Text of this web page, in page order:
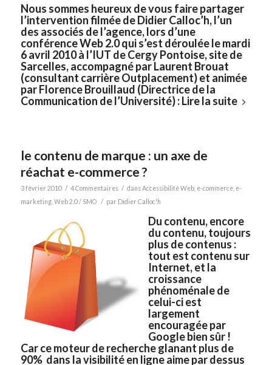
Nous sommes heureux de vous faire partager
l’intervention filmée deDidier Calloc’h, l’un
des associés de l’agence, lors d’une
conférence Web 2.0 qui s’est déroulée le mardi
6 avril 2010 à l’IUT de Cergy Pontoise, site de
Sarcelles, accompagné parLaurent Brouat
(consultant carrière Outplacement) et animée
par Florence Brouillaud (Directrice de la
Communication de l’Université) :Lire la suite
le contenu de marque : un axe de
réachat e-commerce ?
3 février 2010 / 4 Commentaires / dansAccessibilité Web, e-commerce, e-
marketing, Web 2.0 / SMO / par Didier Calloc'h
Du contenu, encore
du contenu, toujours
plus de contenus :
tout est contenu sur
Internet, et la
croissance
phénoménale de
celui-ci est
largement
encouragée par
Googlebien sûr !
Car ce moteur de recherche glanant plus de
90% dans la visibilité en ligne aime par dessus